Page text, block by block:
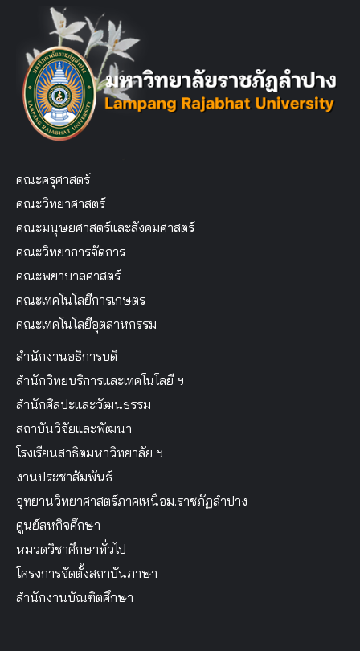
คณะครุศาสตร์
คณะวิทยาศาสตร์
คณะมนุษยศาสตร์และสังคมศาสตร์
คณะวิทยาการจัดการ
คณะพยาบาลศาสตร์
คณะเทคโนโลยีการเกษตร
คณะเทคโนโลยีอุตสาหกรรม
สำนักงานอธิการบดี
สำนักวิทยบริการและเทคโนโลยี ฯ
สำนักศิลปะและวัฒนธรรม
สถาบันวิจัยและพัฒนา
โรงเรียนสาธิตมหาวิทยาลัย ฯ
งานประชาสัมพันธ์
อุทยานวิทยาศาสตร์ภาคเหนือม.ราชภัฏลำปาง
ศูนย์สหกิจศึกษา
หมวดวิชาศึกษาทั่วไป
โครงการจัดตั้งสถาบันภาษา
สำนักงานบัณฑิตศึกษา